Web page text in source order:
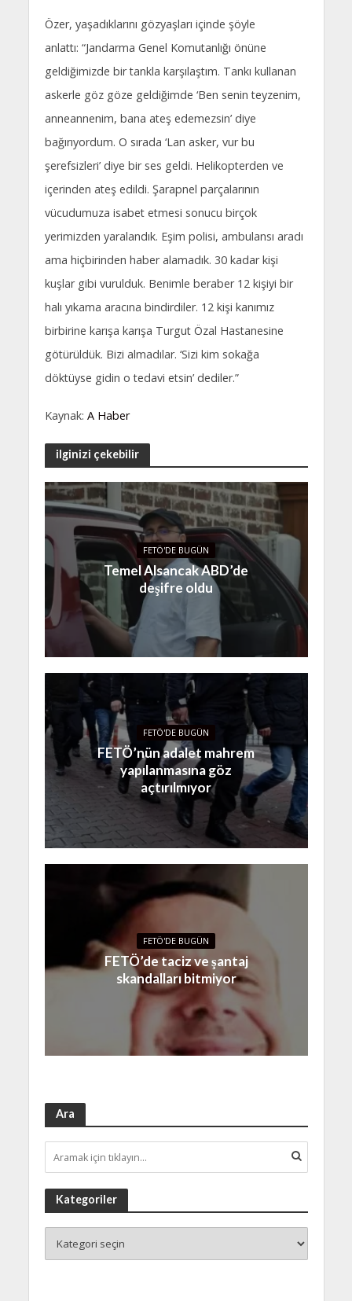
Özer, yaşadıklarını gözyaşları içinde şöyle
anlattı: “Jandarma Genel Komutanlığı önüne
geldiğimizde bir tankla karşılaştım. Tankı kullanan
askerle göz göze geldiğimde ‘Ben senin teyzenim,
anneannenim, bana ateş edemezsin’ diye
bağırıyordum. O sırada ‘Lan asker, vur bu
şerefsizleri’ diye bir ses geldi. Helikopterden ve
içerinden ateş edildi. Şarapnel parçalarının
vücudumuza isabet etmesi sonucu birçok
yerimizden yaralandık. Eşim polisi, ambulansı aradı
ama hiçbirinden haber alamadık. 30 kadar kişi
kuşlar gibi vurulduk. Benimle beraber 12 kişiyi bir
halı yıkama aracına bindirdiler. 12 kişi kanımız
birbirine karışa karışa Turgut Özal Hastanesine
götürüldük. Bizi almadılar. ‘Sizi kim sokağa
döktüyse gidin o tedavi etsin’ dediler.”
Kaynak: A Haber
ilginizi çekebilir
FETÖ'DE BUGÜN
Temel Alsancak ABD’de
deşifre oldu
FETÖ'DE BUGÜN
FETÖ’nün adalet mahrem
yapılanmasına göz
açtırılmıyor
FETÖ'DE BUGÜN
FETÖ’de taciz ve şantaj
skandalları bitmiyor
Ara
Kategoriler